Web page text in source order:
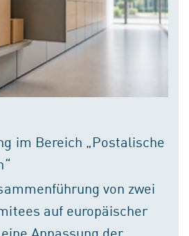
im Bereich „Postalische
von zwei
auf europäischer
Anpassung der